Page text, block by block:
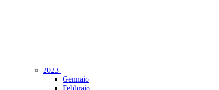
2023
Gennaio
Febbraio